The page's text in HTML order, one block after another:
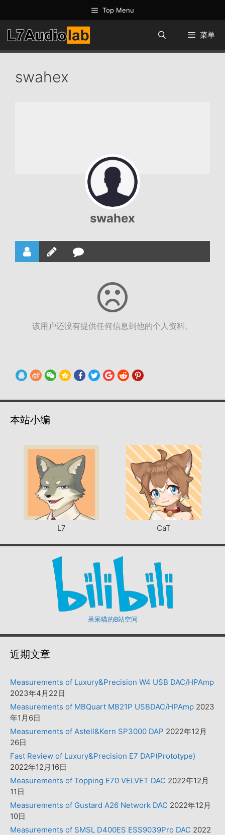
至
内
容
Top Menu
菜单
swahex
swahex
该用户还没有提供任何信息到他的个人资料。
本站小编
L7 CaT
呆呆喵的B站空间
近期文章
Measurements of Luxury&Precision W4 USB DAC/HPAmp
2023年4月22日
Measurements of MBQuart MB21P USBDAC/HPAmp 2023
年1月6日
Measurements of Astell&Kern SP3000 DAP 2022年12月
26日
Fast Review of Luxury&Precision E7 DAP(Prototype)
2022年12月16日
Measurements of Topping E70 VELVET DAC 2022年12月
11日
Measurements of Gustard A26 Network DAC 2022年12月
10日
Measurements of SMSL D400ES ESS9039Pro DAC 2022